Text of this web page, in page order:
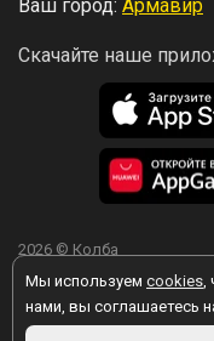
Мы используем cookies,
нами, вы соглашаетесь
Ваш город: Армавир
Скачайте наше
2026 © Колба